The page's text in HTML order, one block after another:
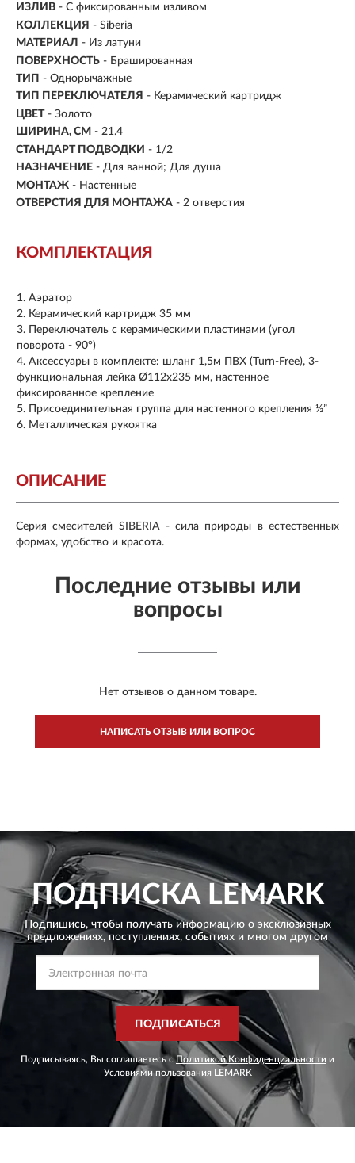
ИЗЛИВ - С фиксированным изливом
КОЛЛЕКЦИЯ - Siberia
МАТЕРИАЛ - Из латуни
ПОВЕРХНОСТЬ - Брашированная
ТИП - Однорычажные
ТИП ПЕРЕКЛЮЧАТЕЛЯ - Керамический картридж
ЦВЕТ - Золото
ШИРИНА, СМ - 21.4
СТАНДАРТ ПОДВОДКИ - 1/2
НАЗНАЧЕНИЕ - Для ванной; Для душа
МОНТАЖ - Настенные
ОТВЕРСТИЯ ДЛЯ МОНТАЖА - 2 отверстия
КОМПЛЕКТАЦИЯ
Аэратор
Керамический картридж 35 мм
Переключатель с керамическими пластинами (угол
поворота - 90°)
Аксессуары в комплекте: шланг 1,5м ПВХ (Turn-Free), 3-
функциональная лейка Ø112x235 мм, настенное
фиксированное крепление
Присоединительная группа для настенного крепления ½”
Металлическая рукоятка
ОПИСАНИЕ
Серия смесителей SIBERIA - сила природы в естественных
формах, удобство и красота.
Последние отзывы или
вопросы
Нет отзывов о данном товаре.
НАПИСАТЬ ОТЗЫВ ИЛИ ВОПРОС
ПОДПИСКАLEMARK
Подпишись, чтобы получать информацию о эксклюзивных
предложениях, поступлениях, событиях и многом другом
ПОДПИСАТЬСЯ
Подписываясь, Вы соглашаетесь сПолитикой Конфиденциальности и
Условиями пользования LEMARK